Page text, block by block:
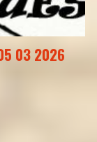
03 2026